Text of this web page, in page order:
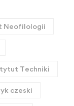
Neofilologii
Techniki
czeski